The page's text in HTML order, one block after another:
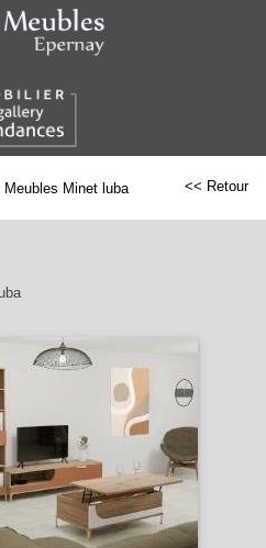
Meubles Minet luba << Retour